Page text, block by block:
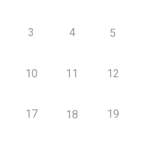
3 4 5
10 11 12
17 18 19